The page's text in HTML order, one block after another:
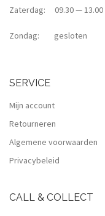
Zaterdag: 09.30 — 13.00
Zondag: gesloten
SERVICE
Mijn account
Retourneren
Algemene voorwaarden
Privacybeleid
CALL & COLLECT